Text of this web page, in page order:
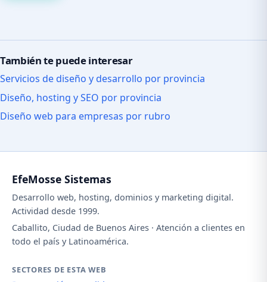
También te puede interesar
Servicios de diseño y desarrollo por provincia
Diseño, hosting y SEO por provincia
Diseño web para empresas por rubro
EfeMosse Sistemas
Desarrollo web, hosting, dominios y marketing digital.
Actividad desde 1999.
Caballito, Ciudad de Buenos Aires · Atención a clientes en
todo el país y Latinoamérica.
SECTORES DE ESTA WEB